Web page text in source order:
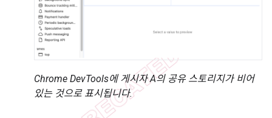
Chrome DevTools에 게시자 A의 공유 스토리지가 비어
있는 것으로 표시됩니다.